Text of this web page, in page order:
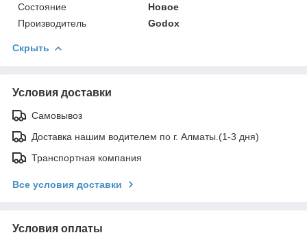
Состояние
Новое
Производитель
Godox
Скрыть
Условия доставки
Самовывоз
Доставка нашим водителем по г. Алматы.(1-3 дня)
Транспортная компания
Все условия доставки
Условия оплаты